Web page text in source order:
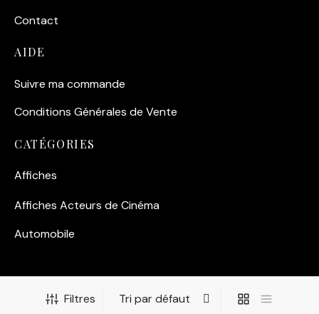
Filtres
Contact
AIDE
Suivre ma commande
Conditions Générales de Vente
CATÉGORIES
Affiches
Affiches Acteurs de Cinéma
Automobile